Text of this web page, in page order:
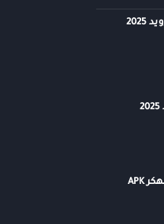
تنزيل برنامج VK مهكر APK للاندرويد 2025
تنزيل برنامج Microsoft Teams مهكر APK